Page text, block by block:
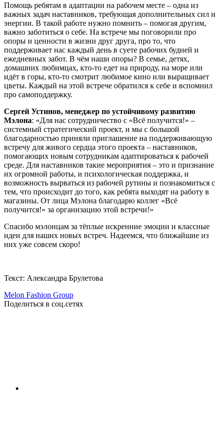
Помощь ребятам в адаптации на рабочем месте – одна из
важных задач наставников, требующая дополнительных сил и
энергии. В такой работе нужно помнить – помогая другим,
важно заботиться о себе. На встрече мы поговорили про
опоры и ценности в жизни друг друга, про то, что
поддерживает нас каждый день в суете рабочих будней и
ежедневных забот. В чём наши опоры? В семье, детях,
домашних любимцах, кто-то едет на природу, на море или
идёт в горы, кто-то смотрит любимое кино или выращивает
цветы. Каждый на этой встрече обратился к себе и вспомнил
про самоподдержку.
Сергей Устинов, менеджер по устойчивому развитию
Мэлона: «Для нас сотрудничество с «Всё получится!» –
системный стратегический проект, и мы с большой
благодарностью приняли приглашение на поддерживающую
встречу для живого сердца этого проекта – наставников,
помогающих новым сотрудникам адаптироваться к рабочей
среде. Для наставников такие мероприятия – это и признание
их огромной работы, и психологическая поддержка, и
возможность вырваться из рабочей рутины и познакомиться с
тем, что происходит до того, как ребята выходят на работу в
магазины. От лица Мэлона благодарю коллег «Всё
получится!» за организацию этой встречи!»
Спасибо мэлонцам за тёплые искренние эмоции и классные
идеи для наших новых встреч. Надеемся, что ближайшие из
них уже совсем скоро!
Текст: Александра Брулетова
Melon Fashion Group
Поделиться в соц.сетях